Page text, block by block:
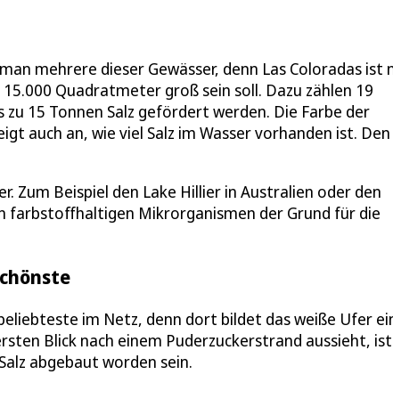
mehrere dieser Gewässer, denn Las Coloradas ist
Quadratmeter groß sein soll. Dazu zählen 19
15 Tonnen Salz gefördert werden. Die Farbe der
auch an, wie viel Salz im Wasser vorhanden ist. Den
Zum Beispiel den Lake Hillier in Australien oder den
farbstoffhaltigen Mikrorganismen der Grund für die
im Netz, denn dort bildet das weiße Ufer
Blick nach einem Puderzuckerstrand aussieht,
abgebaut worden sein.